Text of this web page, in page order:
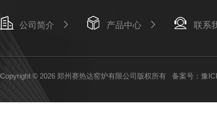
公司简介 产品中心 联系
Copyright © 2026 郑州赛热达窑炉有限公司版权所有 备案号：豫